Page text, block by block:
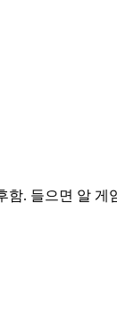
함. 들으면 알 게